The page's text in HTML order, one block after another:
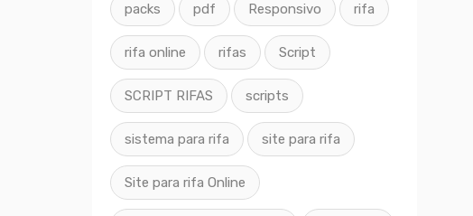
packs pdf Responsivo rifa
rifa online rifas Script
SCRIPT RIFAS scripts
sistema para rifa site para rifa
Site para rifa Online